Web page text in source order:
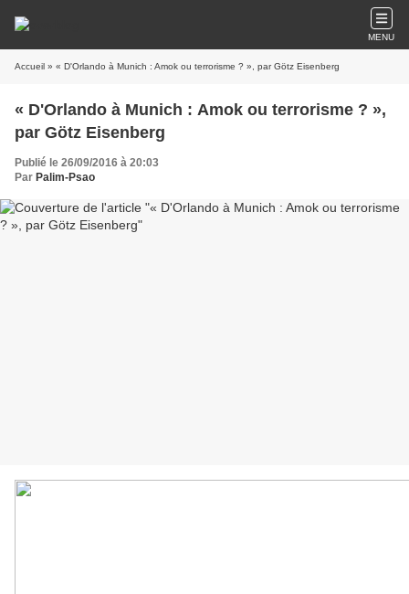
MENU
Accueil » « D'Orlando à Munich : Amok ou terrorisme ? », par Götz Eisenberg
« D'Orlando à Munich : Amok ou terrorisme ? »,
par Götz Eisenberg
Publié le 26/09/2016 à 20:03
Par Palim-Psao